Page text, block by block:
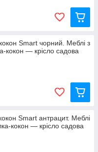
Smart чорний. Меблі з
кокон — крісло садова
Smart антрацит. Меблі
кокон — крісло садова